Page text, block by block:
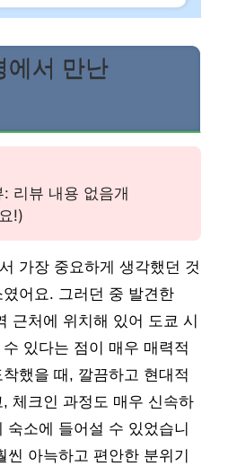
에서 만난
리뷰 내용 없음개
!)
가장 중요하게 생각했던 것
어요. 그러던 중 발견한
근처에 위치해 있어 도쿄 시
있다는 점이 매우 매력적
했을 때, 깔끔하고 현대적
체크인 과정도 매우 신속하
소에 들어설 수 있었습니
아늑하고 편안한 분위기